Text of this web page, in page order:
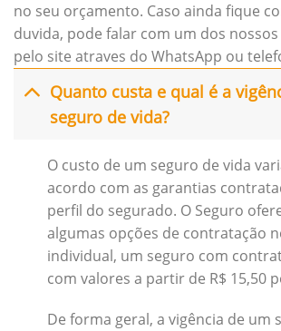
no seu orçamento. Caso ainda fique
duvida, pode falar com um dos
pelo site atraves do WhatsApp ou
Quanto custa e qual é a
seguro de vida?
O custo de um seguro de vida
acordo com as garantias
perfil do segurado. O Seguro
algumas opções de contratação
individual, um seguro com
com valores a partir de R$ 15,50
De forma geral, a vigência de um